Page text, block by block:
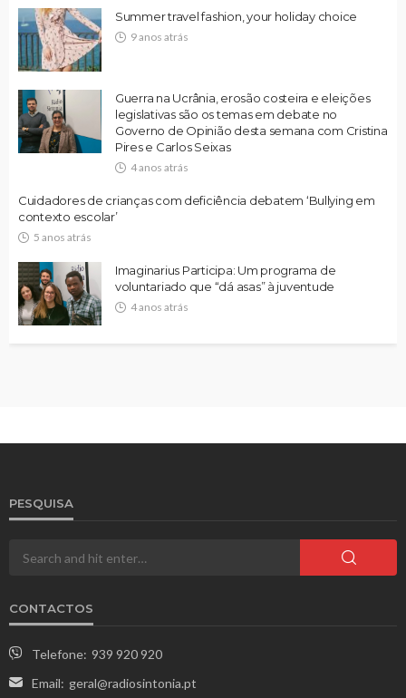
Summer travel fashion, your holiday choice
9 anos atrás
Guerra na Ucrânia, erosão costeira e eleições
legislativas são os temas em debate no
Governo de Opinião desta semana com Cristina
Pires e Carlos Seixas
4 anos atrás
Cuidadores de crianças com deficiência debatem ‘Bullying em
contexto escolar’
5 anos atrás
Imaginarius Participa: Um programa de
voluntariado que “dá asas” à juventude
4 anos atrás
PESQUISA
CONTACTOS
Telefone: 939 920 920
Email: geral@radiosintonia.pt